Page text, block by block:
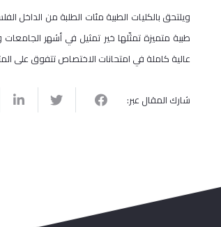
ويلتحق بالكليات الطبية مئات الطلبة من الداخل
طبية متميزة تمثّلها خير تمثيل في أشهر
عالية كاملة في امتحانات الاختصاص تتفوق على
شارك المقال عبر: